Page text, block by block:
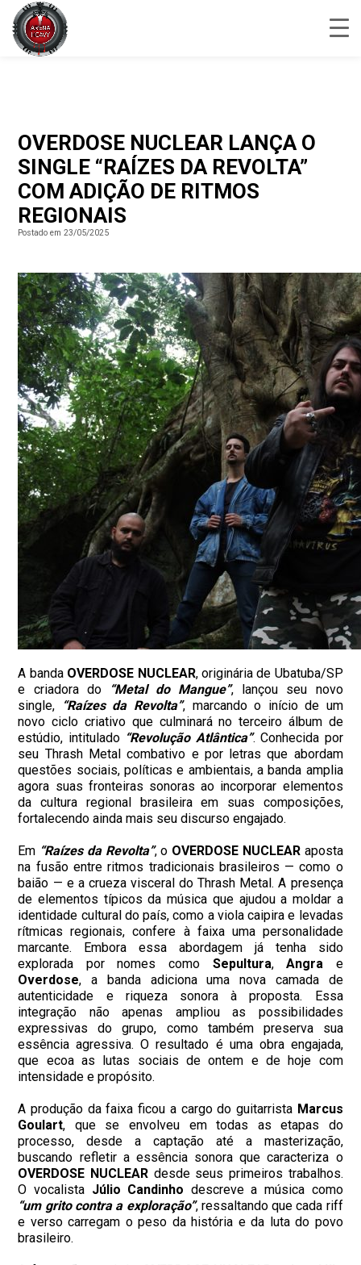
OVERDOSE NUCLEAR LANÇA O
SINGLE “RAÍZES DA REVOLTA”
COM ADIÇÃO DE RITMOS
REGIONAIS
Postado em 23/05/2025
A banda OVERDOSE NUCLEAR, originária de Ubatuba/SP
e criadora do
“Metal do Mangue”, lançou seu novo
single, “Raízes da Revolta”, marcando o início de um
novo ciclo criativo que culminará no terceiro álbum de
estúdio, intitulado “Revolução Atlântica”. Conhecida por
seu Thrash Metal combativo e por letras que abordam
questões sociais, políticas e ambientais, a banda amplia
agora suas fronteiras sonoras ao incorporar elementos
da cultura regional brasileira em suas composições,
fortalecendo ainda mais seu discurso engajado.
Em “Raízes da Revolta”, o OVERDOSE NUCLEARaposta
na fusão entre ritmos tradicionais brasileiros — como o
baião — e a crueza visceral do Thrash Metal. A presença
de elementos típicos da música que ajudou a moldar a
identidade cultural do país, como a viola caipira e levadas
rítmicas regionais, confere à faixa uma personalidade
marcante. Embora essa abordagem já tenha sido
explorada por nomes como Sepultura,Angra e
Overdose, a banda adiciona uma nova camada de
autenticidade e riqueza sonora à proposta. Essa
integração não apenas ampliou as possibilidades
expressivas do grupo, como também preserva sua
essência agressiva. O resultado é uma obra engajada,
que ecoa as lutas sociais de ontem e de hoje com
intensidade e propósito.
A produção da faixa ficou a cargo do guitarrista Marcus
Goulart, que se envolveu em todas as etapas do
processo, desde a captação até a masterização,
buscando refletir a essência sonora que caracteriza o
OVERDOSE NUCLEAR desde seus primeiros trabalhos.
O vocalista Júlio Candinho descreve a música como
“um grito contra a exploração”, ressaltando que cada riff
e verso carregam o peso da história e da luta do povo
brasileiro.